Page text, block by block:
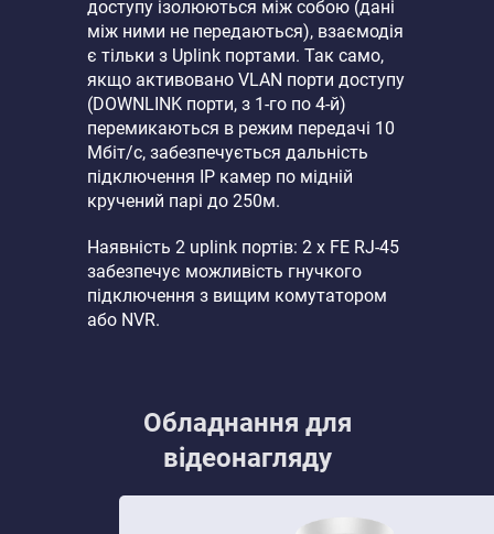
доступу ізолюються між собою (дані
між ними не передаються), взаємодія
є тільки з Uplink портами. Так само,
якщо активовано VLAN порти доступу
(DOWNLINK порти, з 1-го по 4-й)
перемикаються в режим передачі 10
Мбіт/с, забезпечується дальність
підключення IP камер по мідній
кручений парі до 250м.
Наявність 2 uplink портів: 2 x FE RJ-45
забезпечує можливість гнучкого
підключення з вищим комутатором
або NVR.
Обладнання для
відеонагляду